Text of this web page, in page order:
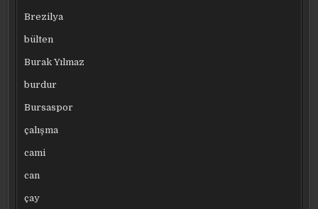
Brezilya
bülten
Burak Yılmaz
burdur
Bursaspor
çalışma
cami
can
çay